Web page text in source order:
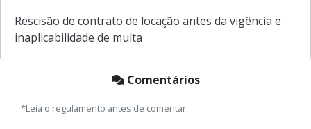
Rescisão de contrato de locação antes da vigência e
inaplicabilidade de multa
Comentários
*Leia o regulamento antes de comentar